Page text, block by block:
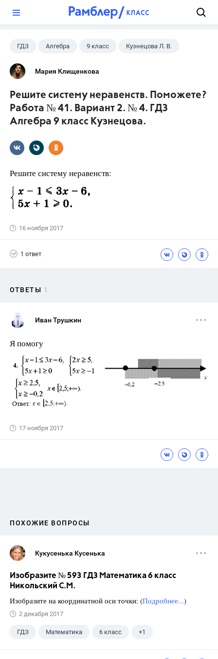
ГДЗ Алгебра 9 класс Кузнецова Л. В.
Мария Клищенкова
Решите систему неравенств. Поможете?
Работа № 41. Вариант 2. № 4. ГДЗ
Алгебра 9 класс Кузнецова.
Решите систему неравенств:
16 ноября 2017
1 ответ
ОТВЕТЫ 1
Иван Трушкин
Я помогу
17 ноября 2017
ПОХОЖИЕ ВОПРОСЫ
Кукусенька Кусенька
Изобразите № 593 ГДЗ Математика 6 класс
Никольский С.М.
Изобразите на координатной оси точки: (Подробнее...)
2 декабря 2017
ГДЗ Математика 6 класс +1